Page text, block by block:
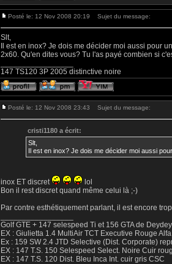
Posté le: 12 Nov 2008 20:19 Sujet du message:
Slt,
Il est en inox? Je dois me décider moi aussi pour
2x60. Qu'en dites vous? Tu l'as payé combien si
147 TS120 3P 2005 distinctive noire
Posté le: 12 Nov 2008 23:43 Sujet du message:
cristi1180 a écrit:
Slt,
Il est en inox? Je dois me décider moi aussi
inox ET discret
lol
Bon il rest discret quand même celui là ;-)
Par contre esthétiquement parlant, il est encore
Golf GTE + 147 selespeed Ti et 156 GTA de
EX : Giulietta 1.4 MultiAir TCT Executive Rouge
Ex : 159 SW 2.4 JTD Selective (Dist. Corporate)
EX : 147 T.S. 150 Selespeed Select. Noire Cuir
EX : 147 T.S. 120 Dist. Bleu Inca Int. cuir gris CSC